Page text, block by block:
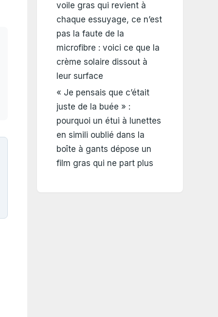
voile gras qui revient à
chaque essuyage, ce n’est
pas la faute de la
microfibre : voici ce que la
crème solaire dissout à
leur surface
« Je pensais que c’était
juste de la buée » :
pourquoi un étui à lunettes
en simili oublié dans la
boîte à gants dépose un
film gras qui ne part plus